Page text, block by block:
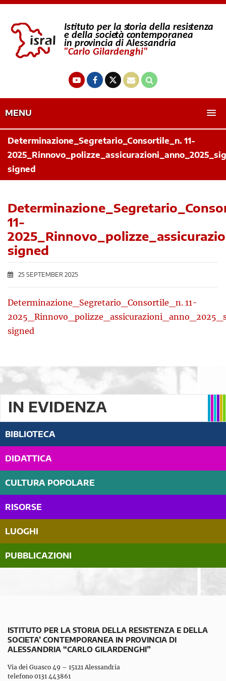
MENU
Determinazione_Segretario_Consortile_n. 11-
signed
11-
signed
25 SEPTEMBER 2025
Determinazione_Segretario_Consortile_n. 11-
signed
IN EVIDENZA
BIBLIOTECA
DIDATTICA
CULTURA POPOLARE
RISORSE
LUOGHI
PUBBLICAZIONI
ISTITUTO PER LA STORIA DELLA RESISTENZA E DELLA
SOCIETA’ CONTEMPORANEA IN PROVINCIA DI
ALESSANDRIA “CARLO GILARDENGHI”
Via dei Guasco 49 – 15121 Alessandria
telefono 0131 443861